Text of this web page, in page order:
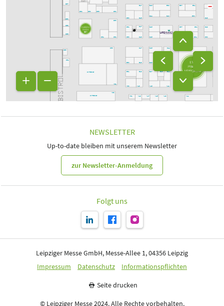
A51
A53
CATERING
C53
A41
C50
D63
B41
C41
D46
B49
D51
C54 C30
C63
B50
A42
CATERING
D37
C48
D53
C45
D56
A52
D28
E37
D30
C68
D52
C61
D44
E45
A46
D60
D67
B48
C47
B51
A43
A50
D31 D29
C34
E39 E31
B43
C46
D40
D62
B46
D50
A48
C52
C66
NEWSLETTER
Up-to-date bleiben mit unserem Newsletter
zur Newsletter-Anmeldung
Folgt uns
Leipziger Messe GmbH, Messe-Allee 1, 04356 Leipzig
Impressum
Datenschutz Informationspflichten
Seite drucken
© Leipziger Messe 2024. Alle Rechte vorbehalten.